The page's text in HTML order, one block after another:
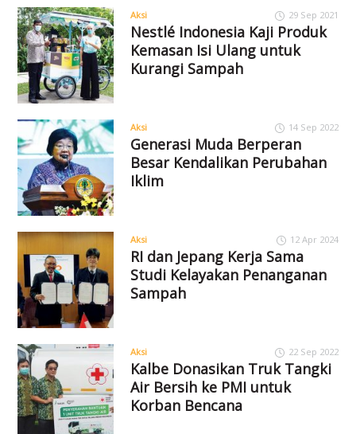
Aksi 29 Sep 2021
Nestlé Indonesia Kaji Produk
Kemasan Isi Ulang untuk
Kurangi Sampah
Aksi 14 Sep 2022
Generasi Muda Berperan
Besar Kendalikan Perubahan
Iklim
Aksi 12 Apr 2024
RI dan Jepang Kerja Sama
Studi Kelayakan Penanganan
Sampah
Aksi 22 Sep 2022
Kalbe Donasikan Truk Tangki
Air Bersih ke PMI untuk
Korban Bencana